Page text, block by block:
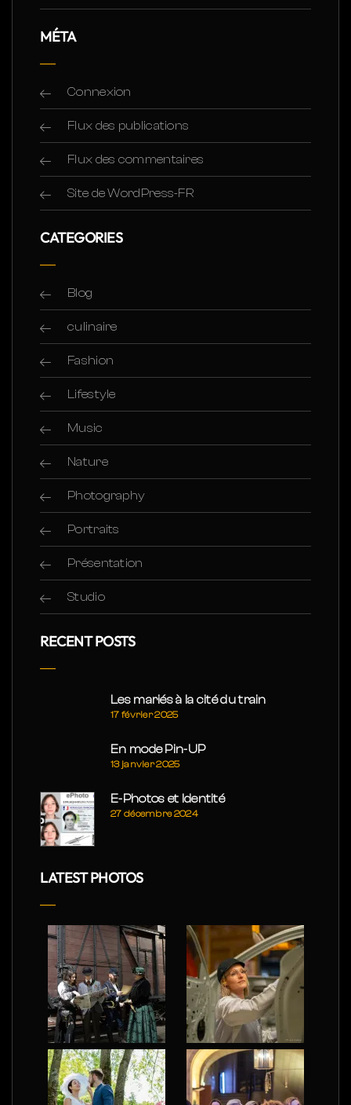
MÉTA
Connexion
Flux des publications
Flux des commentaires
Site de WordPress-FR
CATEGORIES
Blog
culinaire
Fashion
Lifestyle
Music
Nature
Photography
Portraits
Présentation
Studio
RECENT POSTS
Les mariés à la cité du train
17 février 2025
En mode Pin-UP
13 janvier 2025
E-Photos et Identité
27 décembre 2024
LATEST PHOTOS